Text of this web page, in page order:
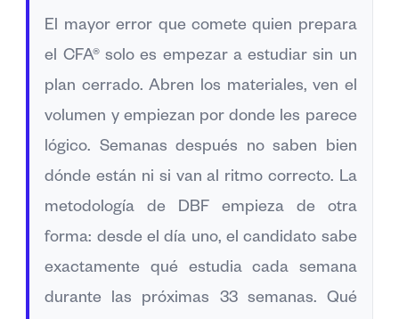
El mayor error que comete quien prepara
el CFA® solo es empezar a estudiar sin un
plan cerrado. Abren los materiales, ven el
volumen y empiezan por donde les parece
lógico. Semanas después no saben bien
dónde están ni si van al ritmo correcto. La
metodología de DBF empieza de otra
forma: desde el día uno, el candidato sabe
exactamente qué estudia cada semana
durante las próximas 33 semanas. Qué